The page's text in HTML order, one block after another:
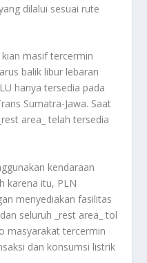
dilalui sesuai rute
masif tercermin
balik libur lebaran
hanya tersedia pada
Sumatra-Jawa. Saat
area_ telah tersedia
kendaraan
karena itu, PLN
menyediakan fasilitas
seluruh _rest area_ tol
masyarakat tercermin
dan konsumsi listrik